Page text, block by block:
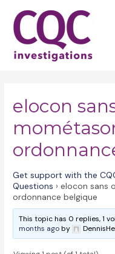
content
elocon
Get support with the
Questions › elocon sans
ordonnance belgique
This topic has 0 replies, 1
months agoby